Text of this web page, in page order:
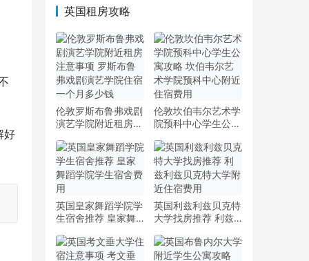
好
英国租房攻略
伦敦罗斯布鲁弗戏剧
演艺学院附近租房注
戏剧演艺学院住宿一
个月多少钱
伦敦坎伯韦尔艺术学
院预科中心学生公寓
学院预科中心附近住
宿费用
英国皇家舞蹈学院学
生宿舍推荐 皇家舞
英国利兹利兹贝克特
大学找房推荐 利兹
住宿费用